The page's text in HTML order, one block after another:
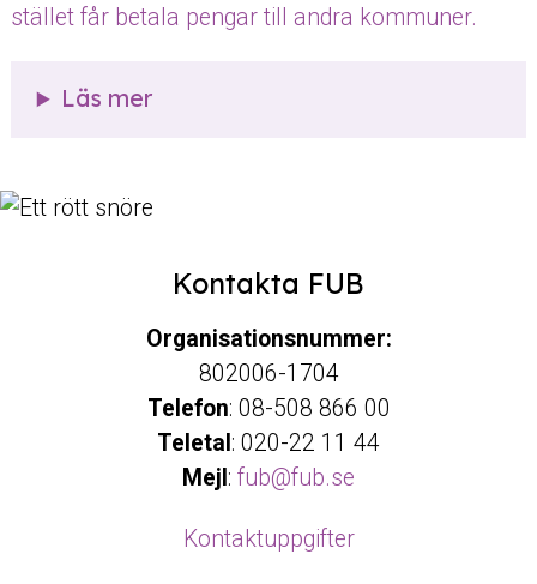
stället får betala pengar till andra kommuner.
Läs mer
Kontakta FUB
Organisationsnummer:
802006-1704
Telefon: 08-508 866 00
Teletal : 020-22 11 44
Mejl : fub@fub.se
Kontaktuppgifter